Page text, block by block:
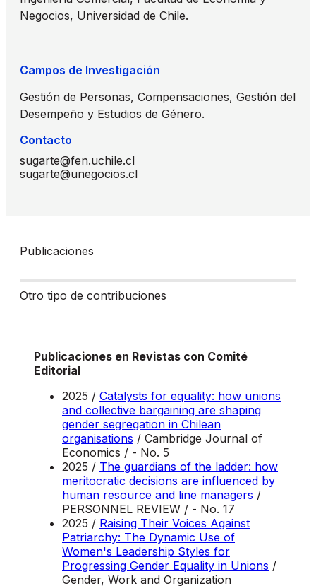
Negocios, Universidad de Chile.
Campos de Investigación
Gestión de Personas, Compensaciones, Gestión del
Desempeño y Estudios de Género.
Contacto
sugarte@fen.uchile.cl
sugarte@unegocios.cl
Publicaciones
Otro tipo de contribuciones
Publicaciones en Revistas con Comité
Editorial
2025 / Catalysts for equality: how unions
and collective bargaining are shaping
gender segregation in Chilean
organisations / Cambridge Journal of
Economics / - No. 5
2025 / The guardians of the ladder: how
meritocratic decisions are influenced by
human resource and line managers /
PERSONNEL REVIEW / - No. 17
2025 / Raising Their Voices Against
Patriarchy: The Dynamic Use of
Women's Leadership Styles for
Progressing Gender Equality in Unions /
Gender, Work and Organization